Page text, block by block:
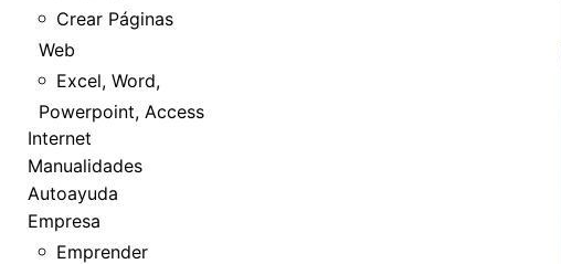
Crear Páginas
Web
Excel, Word,
Powerpoint, Access
Internet
Manualidades
Autoayuda
Empresa
Emprender